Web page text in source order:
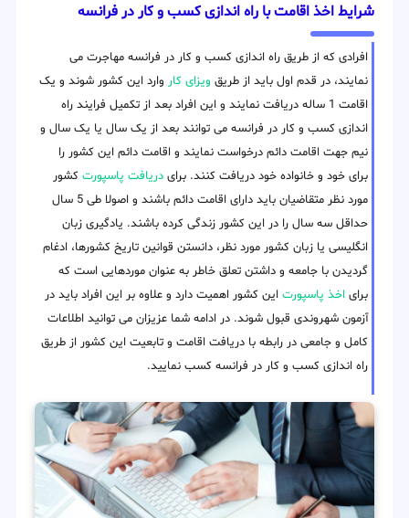
شرایط اخذ اقامت با راه اندازی کسب و کار در فرانسه
افرادی که از طریق راه اندازی کسب و کار در فرانسه مهاجرت می
نمایند، در قدم اول باید از طریق ویزای کار وارد این کشور شوند و یک
اقامت 1 ساله دریافت نمایند و این افراد بعد از تکمیل فرایند راه
اندازی کسب و کار در فرانسه می توانند بعد از یک سال یا یک سال و
نیم جهت اقامت دائم درخواست نمایند و اقامت دائم این کشور را
برای خود و خانواده خود دریافت کنند. برای دریافت پاسپورت کشور
مورد نظر متقاضیان باید دارای اقامت دائم باشند و اصولا طی 5 سال
حداقل سه سال را در این کشور زندگی کرده باشند. یادگیری زبان
انگلیسی یا زبان کشور مورد نظر، دانستن قوانین تاریخ کشورها، ادغام
گردیدن با جامعه و داشتن تعلق خاطر به عنوان موردهایی است که
برای اخذ پاسپورت این کشور اهمیت دارد و علاوه بر این افراد باید در
آزمون شهروندی قبول شوند. در ادامه شما عزیزان می توانید اطلاعات
کامل و جامعی در رابطه با دریافت اقامت و تابعیت این کشور از طریق
راه اندازی کسب و کار در فرانسه کسب نمایید.